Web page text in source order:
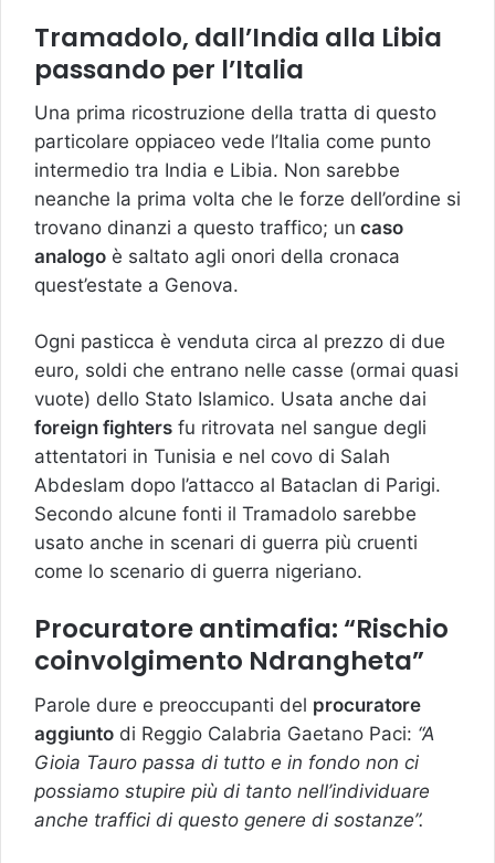
Tramadolo, dall’India alla Libia
passando per l’Italia
Una prima ricostruzione della tratta di questo
particolare oppiaceo vede l’Italia come punto
intermedio tra India e Libia. Non sarebbe
neanche la prima volta che le forze dell’ordine si
trovano dinanzi a questo traffico; un caso
analogo è saltato agli onori della cronaca
quest’estate a Genova.
Ogni pasticca è venduta circa al prezzo di due
euro, soldi che entrano nelle casse (ormai quasi
vuote) dello Stato Islamico. Usata anche dai
foreign fighters fu ritrovata nel sangue degli
attentatori in Tunisia e nel covo di Salah
Abdeslam dopo l’attacco al Bataclan di Parigi.
Secondo alcune fonti il Tramadolo sarebbe
usato anche in scenari di guerra più cruenti
come lo scenario di guerra nigeriano.
Procuratore antimafia: “Rischio
coinvolgimento Ndrangheta”
Parole dure e preoccupanti del procuratore
aggiunto di Reggio Calabria Gaetano Paci: “A
Gioia Tauro passa di tutto e in fondo non ci
possiamo stupire più di tanto nell’individuare
anche traffici di questo genere di sostanze”.